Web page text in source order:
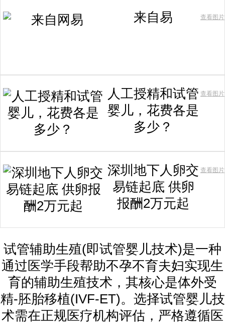
来自易 查看图片
人工授精和试管
婴儿，花费各是
多少？
查看图片
深圳地下人卵交
易链起底 供卵
报酬2万元起
查看图片
试管辅助生殖(即试管婴儿技术)是一种
通过医学手段帮助不孕不育夫妇实现生
育的辅助生殖技术，其核心是体外受
精-胚胎移植(IVF-ET)。选择试管婴儿技
术需在正规医疗机构评估，严格遵循医